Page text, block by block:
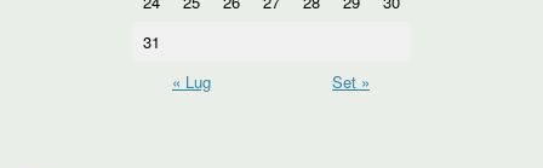
31
« Lug
Set »